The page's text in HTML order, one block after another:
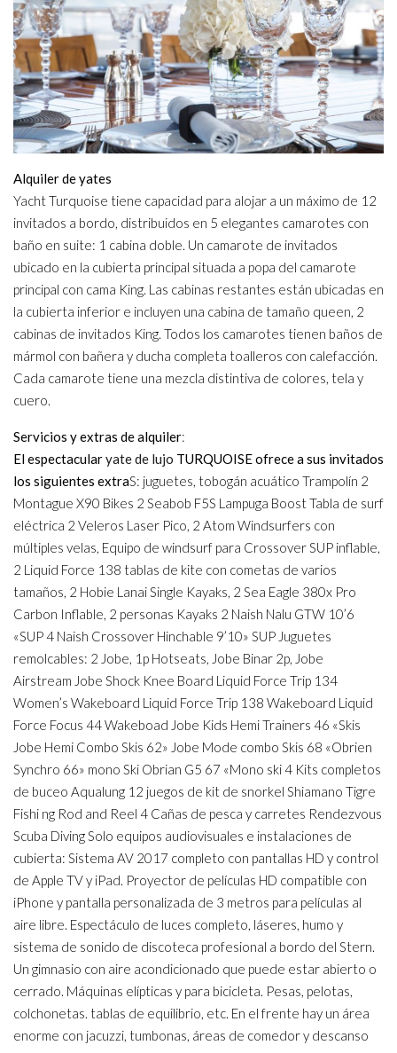
Alquiler de yates
Yacht Turquoise tiene capacidad para alojar a un máximo de 12
invitados a bordo, distribuidos en 5 elegantes camarotes con
baño en suite: 1 cabina doble. Un camarote de invitados
ubicado en la cubierta principal situada a popa del camarote
principal con cama King. Las cabinas restantes están ubicadas en
la cubierta inferior e incluyen una cabina de tamaño queen, 2
cabinas de invitados King. Todos los camarotes tienen baños de
mármol con bañera y ducha completa toalleros con calefacción.
Cada camarote tiene una mezcla distintiva de colores, tela y
cuero.
Servicios y extras de alquiler:
El espectacularyate de lujo TURQUOISE ofrece a sus invitados
los siguientes extraS: juguetes, tobogán acuático Trampolín 2
Montague X90 Bikes 2 Seabob F5S Lampuga Boost Tabla de surf
eléctrica 2 Veleros Laser Pico, 2 Atom Windsurfers con
múltiples velas, Equipo de windsurf para Crossover SUP inflable,
2 Liquid Force 138 tablas de kite con cometas de varios
tamaños, 2 Hobie Lanai Single Kayaks, 2 Sea Eagle 380x Pro
Carbon Inflable, 2 personas Kayaks 2 Naish Nalu GTW 10’6
«SUP 4 Naish Crossover Hinchable 9’10» SUP Juguetes
remolcables: 2 Jobe, 1p Hotseats, Jobe Binar 2p, Jobe
Airstream Jobe Shock Knee Board Liquid Force Trip 134
Women’s Wakeboard Liquid Force Trip 138 Wakeboard Liquid
Force Focus 44 Wakeboad Jobe Kids Hemi Trainers 46 «Skis
Jobe Hemi Combo Skis 62» Jobe Mode combo Skis 68 «Obrien
Synchro 66» mono Ski Obrian G5 67 «Mono ski 4 Kits completos
de buceo Aqualung 12 juegos de kit de snorkel Shiamano Tigre
Fishi ng Rod and Reel 4 Cañas de pesca y carretes Rendezvous
Scuba Diving Solo equipos audiovisuales e instalaciones de
cubierta: Sistema AV 2017 completo con pantallas HD y control
de Apple TV y iPad. Proyector de películas HD compatible con
iPhone y pantalla personalizada de 3 metros para películas al
aire libre. Espectáculo de luces completo, láseres, humo y
sistema de sonido de discoteca profesional a bordo del Stern.
Un gimnasio con aire acondicionado que puede estar abierto o
cerrado. Máquinas elípticas y para bicicleta. Pesas, pelotas,
colchonetas. tablas de equilibrio, etc. En el frente hay un área
enorme con jacuzzi, tumbonas, áreas de comedor y descanso